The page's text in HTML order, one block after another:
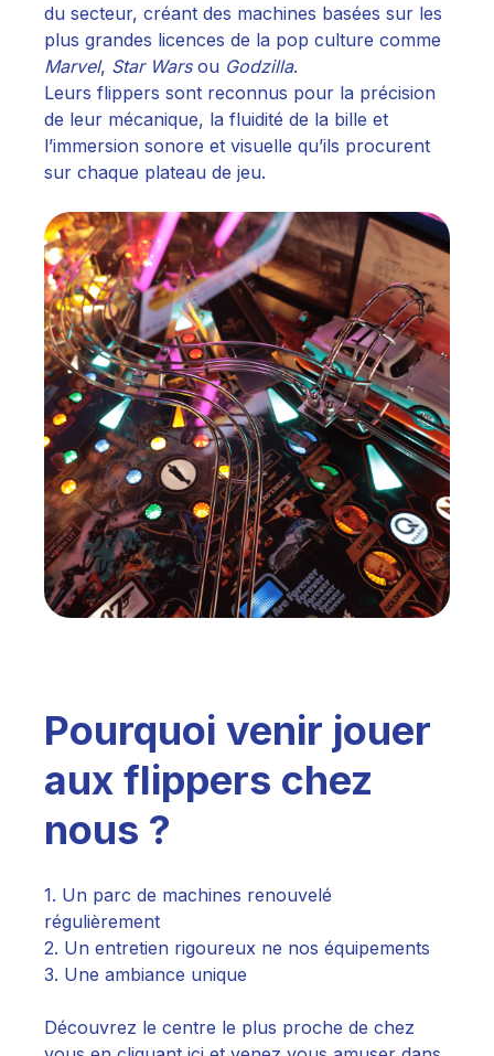
du secteur, créant des machines basées sur les
plus grandes licences de la pop culture comme
Marvel, Star Warsou Godzilla.
Leurs flippers sont reconnus pour la précision
de leur mécanique, la fluidité de la bille et
l’immersion sonore et visuelle qu’ils procurent
sur chaque plateau de jeu.
Pourquoi venir jouer
aux flippers chez
nous ?
1. Un parc de machines renouvelé
régulièrement
2. Un entretien rigoureux ne nos équipements
3. Une ambiance unique
Découvrez le centre le plus proche de chez